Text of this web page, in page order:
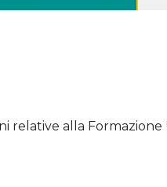
alla Formazione